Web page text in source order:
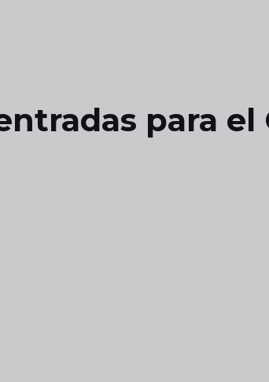
para el